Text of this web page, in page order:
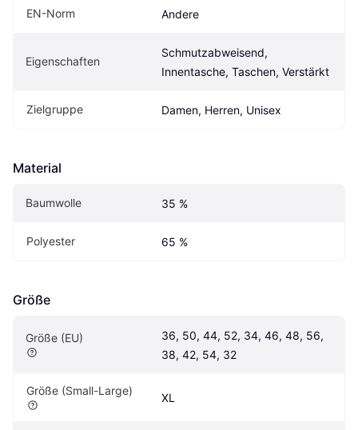
EN-Norm Andere
Eigenschaften
Schmutzabweisend,
Innentasche, Taschen, Verstärkt
Zielgruppe Damen, Herren, Unisex
Material
Baumwolle 35 %
Polyester 65 %
Größe
Größe (EU)
36, 50, 44, 52, 34, 46, 48, 56,
38, 42, 54, 32
Größe (Small-Large)
XL